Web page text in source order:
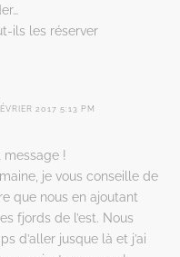
ils les réserver
2017 5:13 PM
!
je vous conseille de
que nous en ajoutant
fjords de l’est. Nous
d’aller jusque là et j’ai